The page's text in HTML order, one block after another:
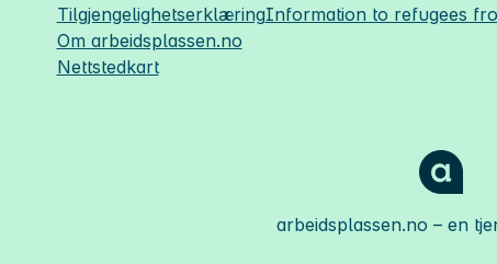
Tilgjengelighetserklæring
Om arbeidsplassen.no
Nettstedkart
Information to refugees
arbeidsplassen.no – en